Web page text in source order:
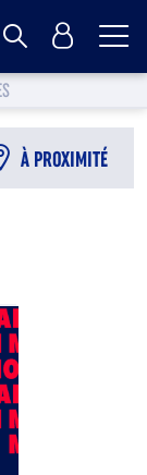
MY UGC
À PROXIMITÉ